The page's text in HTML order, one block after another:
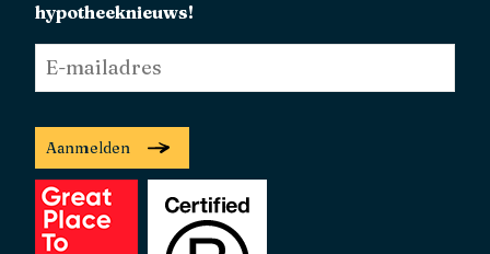
hypotheeknieuws!
E-
mailadres *
Aanmelden